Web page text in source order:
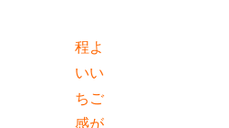
程よ
いい
ちご
感が